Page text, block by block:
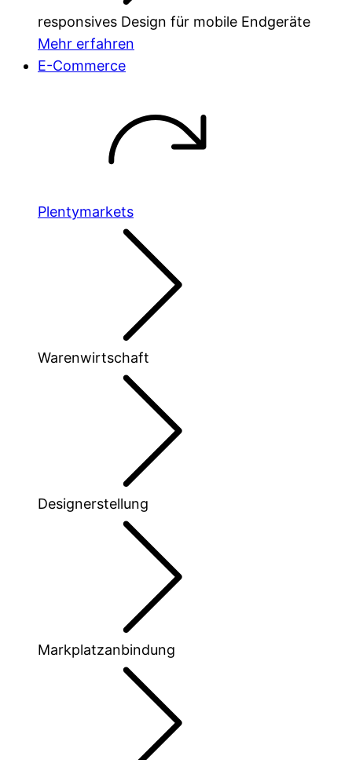
responsives Design für mobile Endgeräte
Mehr erfahren
E-Commerce
Plentymarkets
Warenwirtschaft
Designerstellung
Markplatzanbindung